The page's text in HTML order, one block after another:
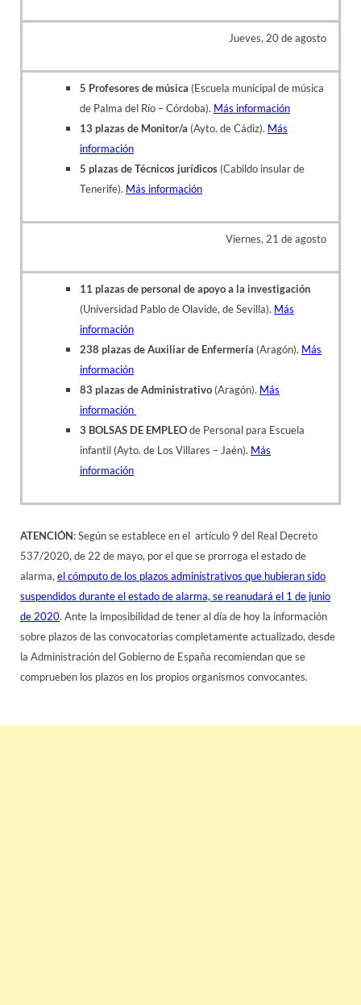
Jueves, 20 de agosto
5 Profesores de música (Escuela municipal de música
de Palma del Río – Córdoba). Más información
13 plazas de Monitor/a (Ayto. de Cádiz). Más
información
5 plazas de Técnicos jurídicos (Cabildo insular de
Tenerife). Más información
Viernes, 21 de agosto
11 plazas de personal de apoyo a la investigación
(Universidad Pablo de Olavide, de Sevilla). Más
información
238 plazas de Auxiliar de Enfermería (Aragón). Más
información
83 plazas de Administrativo (Aragón). Más
información
3 BOLSAS DE EMPLEOde Personal para Escuela
infantil (Ayto. de Los Villares – Jaén). Más
información
ATENCIÓN: Según se establece en el artículo 9 del Real Decreto
537/2020, de 22 de mayo, por el que se prorroga el estado de
alarma, el cómputo de los plazos administrativos que hubieran sido
suspendidos durante el estado de alarma, se reanudará el 1 de junio
de 2020. Ante la imposibilidad de tener al día de hoy la información
sobre plazos de las convocatorias completamente actualizado, desde
la Administración del Gobierno de España recomiendan que se
comprueben los plazos en los propios organismos convocantes.